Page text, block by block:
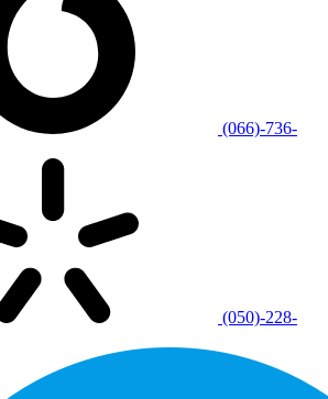
(066)-736-
(050)-228-